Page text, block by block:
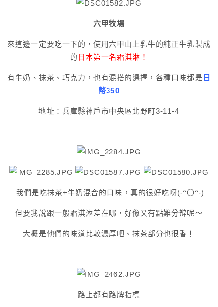
六甲牧場
來這邊一定要吃一下的，使用六甲山上乳牛的純正牛乳製成
的 日本第一名霜淇淋！
有牛奶、抹茶、巧克力，也有混搭的選擇，各種口味都是 日
幣350
地址：兵庫縣神戶市中央區北野町3-11-4
我們是吃抹茶+牛奶混合的口味，真的很好吃呀(-^〇^-)
但要我說跟一般霜淇淋差在哪，好像又有點難分辨呢～
大概是他們的味道比較濃厚吧、抹茶部分也很香！
路上都有路牌指標